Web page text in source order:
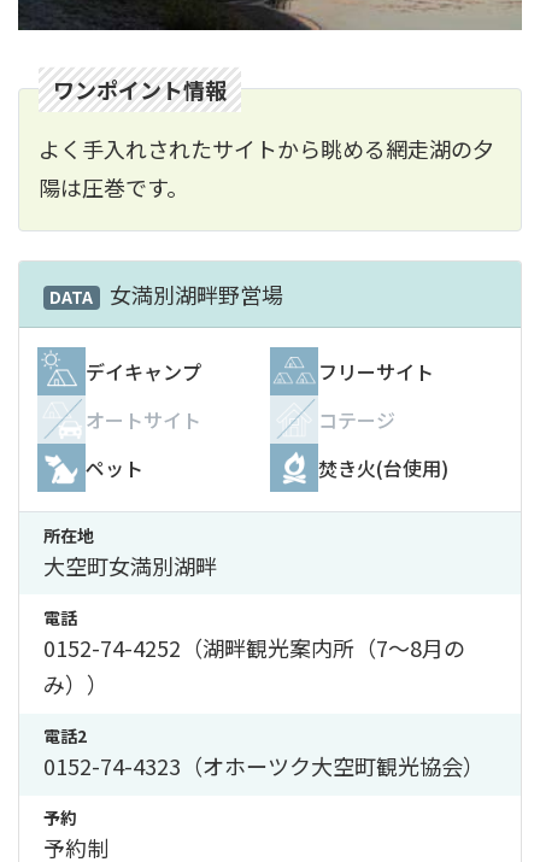
ワンポイント情報
よく手入れされたサイトから眺める網走湖の夕
陽は圧巻です。
DATA 女満別湖畔野営場
デイキャンプ
フリーサイト
オートサイト
コテージ
ペット
焚き火(台使用)
所在地
大空町女満別湖畔
電話
0152-74-4252（湖畔観光案内所（7〜8月の
み））
電話2
0152-74-4323（オホーツク大空町観光協会）
予約
予約制